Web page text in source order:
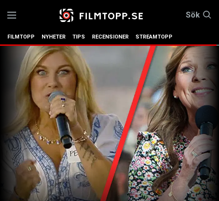
Sök
FILMTOPP NYHETER TIPS RECENSIONER STREAMTOPP